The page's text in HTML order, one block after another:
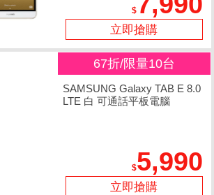
立即搶購
67折/限量10台
SAMSUNG Galaxy TAB E 8.0
LTE 白 可通話平板電腦
5,990
立即搶購